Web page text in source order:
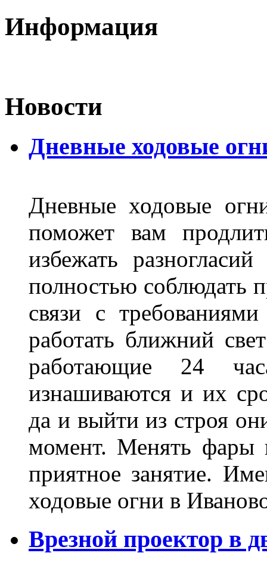
Информация
Новости
Дневные ходовые
Дневные ходовые
поможет вам
избежать
полностью соблюдать
связи с
работать ближний
работающие 24
изнашиваются и их
да и выйти из строя
момент. Менять
приятное занятие.
ходовые огни в
Врезной проектор в